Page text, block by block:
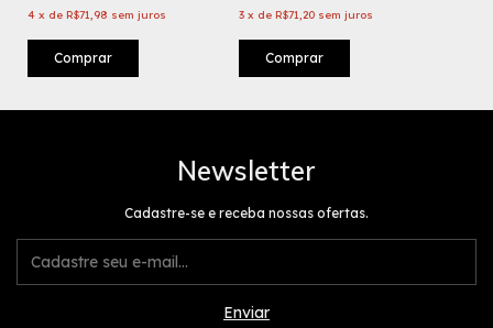
4 x de R$71,98 sem juros
Comprar
3 x de R$71,20 sem juros
Comprar
Newsletter
Cadastre-se e receba nossas ofertas.